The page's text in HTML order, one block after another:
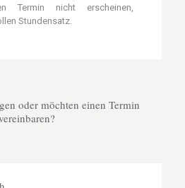
Termin nicht erscheinen,
Stundensatz.
oder möchten einen Termin